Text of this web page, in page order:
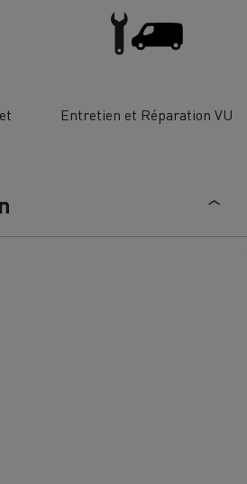
Entretien et Réparation VU